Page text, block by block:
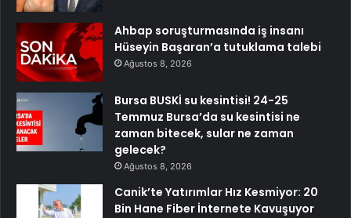
Ahbap soruşturmasında iş insanı
Hüseyin Başaran’a tutuklama talebi
Ağustos 8, 2026
Bursa BUSKİ su kesintisi! 24-25
Temmuz Bursa’da su kesintisi ne
zaman bitecek, sular ne zaman
gelecek?
Ağustos 8, 2026
Canik’te Yatırımlar Hız Kesmiyor: 20
Bin Hane Fiber İnternete Kavuşuyor